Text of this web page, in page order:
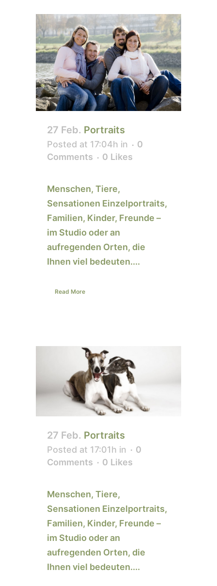
27 Feb. Portraits
Posted at 17:04h in
0
Comments
0 Likes
Menschen, Tiere,
Sensationen Einzelportraits,
Familien, Kinder, Freunde –
im Studio oder an
aufregenden Orten, die
Ihnen viel bedeuten....
Read More
27 Feb. Portraits
Posted at 17:01h in
0
Comments
0 Likes
Menschen, Tiere,
Sensationen Einzelportraits,
Familien, Kinder, Freunde –
im Studio oder an
aufregenden Orten, die
Ihnen viel bedeuten....